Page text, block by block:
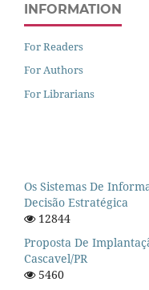
INFORMATION
For Readers
For Authors
For Librarians
Os Sistemas De
Decisão Estratégica
12844
Proposta De
Cascavel/PR
5460